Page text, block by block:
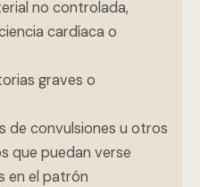
no controlada,
cardíaca o
graves o
de convulsiones u otros
que puedan verse
en el patrón